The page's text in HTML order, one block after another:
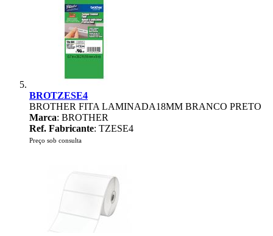
BROTZESE4
BROTHER FITA LAMINADA18MM BRANCO PRETO
Marca: BROTHER
Ref. Fabricante: TZESE4
Preço sob consulta